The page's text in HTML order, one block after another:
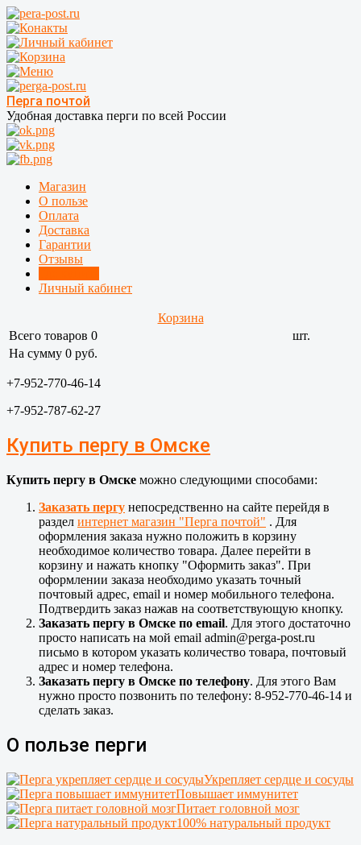
Перга почтой
Удобная доставка перги по всей России
Магазин
О пользе
Оплата
Доставка
Гарантии
Отзывы
Личный кабинет
Корзина
Всего товаров 0
шт.
На сумму 0 руб.
+7-952-770-46-14
+7-952-787-62-27
Купить пергу в Омске
Купить пергу в Омске можно следующими способами:
Заказать пергу непосредственно на сайте перейдя в
раздел интернет магазин "Перга почтой" . Для
оформления заказа нужно положить в корзину
необходимое количество товара. Далее перейти в
корзину и нажать кнопку "Оформить заказ". При
оформлении заказа необходимо указать точный
почтовый адрес, email и номер мобильного телефона.
Подтвердить заказ нажав на соответствующую кнопку.
Заказать пергу в Омске по email. Для этого достаточно
просто написать на мой email admin@perga-post.ru
письмо в котором указать количество товара, почтовый
адрес и номер телефона.
Заказать пергу в Омске по телефону. Для этого Вам
нужно просто позвонить по телефону: 8-952-770-46-14 и
сделать заказ.
О пользе перги
Укрепляет сердце и сосуды
Повышает иммунитет
Питает головной мозг
100% натуральный продукт